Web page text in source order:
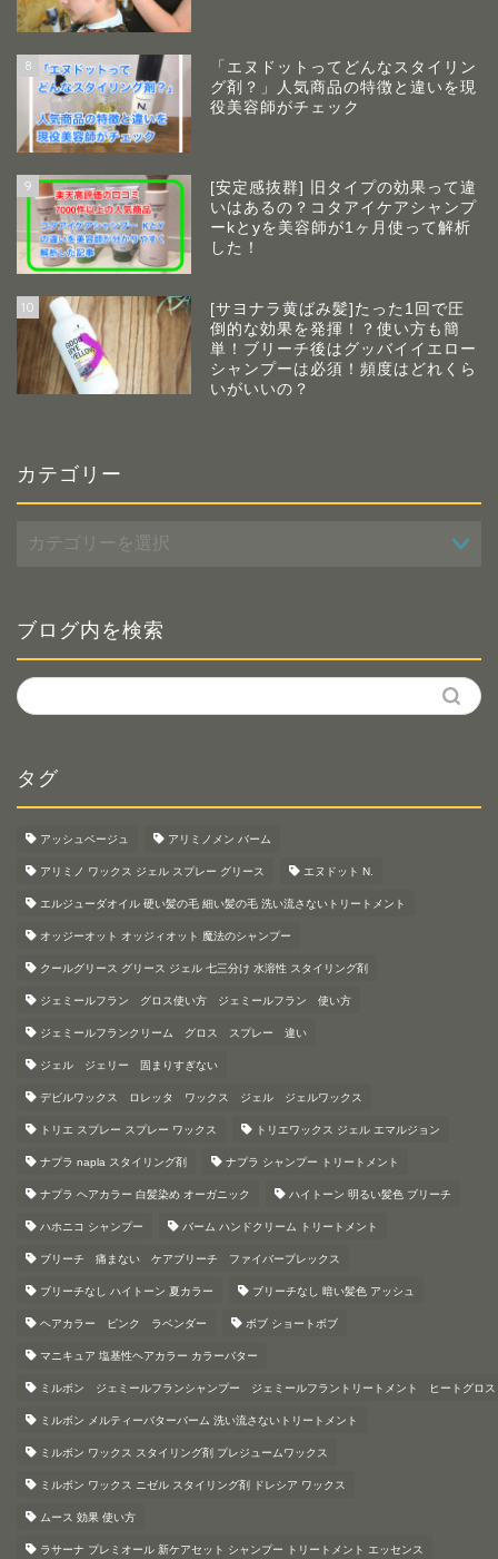
8
「エヌドットってどんなスタイリン
グ剤？」人気商品の特徴と違いを現
役美容師がチェック
9
[安定感抜群] 旧タイプの効果って違
いはあるの？コタアイケアシャンプ
ーkとyを美容師が1ヶ月使って解析
した！
10
[サヨナラ黄ばみ髪]たった1回で圧
倒的な効果を発揮！？使い方も簡
単！ブリーチ後はグッバイイエロー
シャンプーは必須！頻度はどれくら
いがいいの？
カテゴリー
テ
ー
ブログ内を検索
タグ
アッシュベージュ アリミノメン バーム
アリミノ ワックス ジェル スプレー グリース エヌドット N.
エルジューダオイル 硬い髪の毛 細い髪の毛 洗い流さないトリートメント
オッジーオット オッジィオット 魔法のシャンプー
クールグリース グリース ジェル 七三分け 水溶性 スタイリング剤
ジェミールフラン グロス使い方 ジェミールフラン 使い方
ジェミールフランクリーム グロス スプレー 違い
ジェル ジェリー 固まりすぎない
デビルワックス ロレッタ ワックス ジェル ジェルワックス
トリエ スプレー スプレー ワックス トリエワックス ジェル エマルジョン
ナプラ napla スタイリング剤 ナプラ シャンプー トリートメント
ナプラ ヘアカラー 白髪染め オーガニック ハイトーン 明るい髪色 ブリーチ
ハホニコ シャンプー バーム ハンドクリーム トリートメント
ブリーチ 痛まない ケアブリーチ ファイバープレックス
ブリーチなし ハイトーン 夏カラー ブリーチなし 暗い髪色 アッシュ
ヘアカラー ピンク ラベンダー ボブ ショートボブ
マニキュア 塩基性ヘアカラー カラーバター
ミルボン ジェミールフランシャンプー ジェミールフラントリートメント ヒートグロス
ミルボン メルティーバターバーム 洗い流さないトリートメント
ミルボン ワックス スタイリング剤 プレジュームワックス
ミルボン ワックス ニゼル スタイリング剤 ドレシア ワックス
ムース 効果 使い方
ラサーナ プレミオール 新ケアセット シャンプー トリートメント エッセンス